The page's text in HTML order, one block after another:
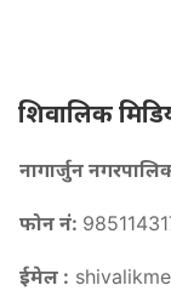
शिवालिक
नागार्जुन
फोन नं:
ईमेल :